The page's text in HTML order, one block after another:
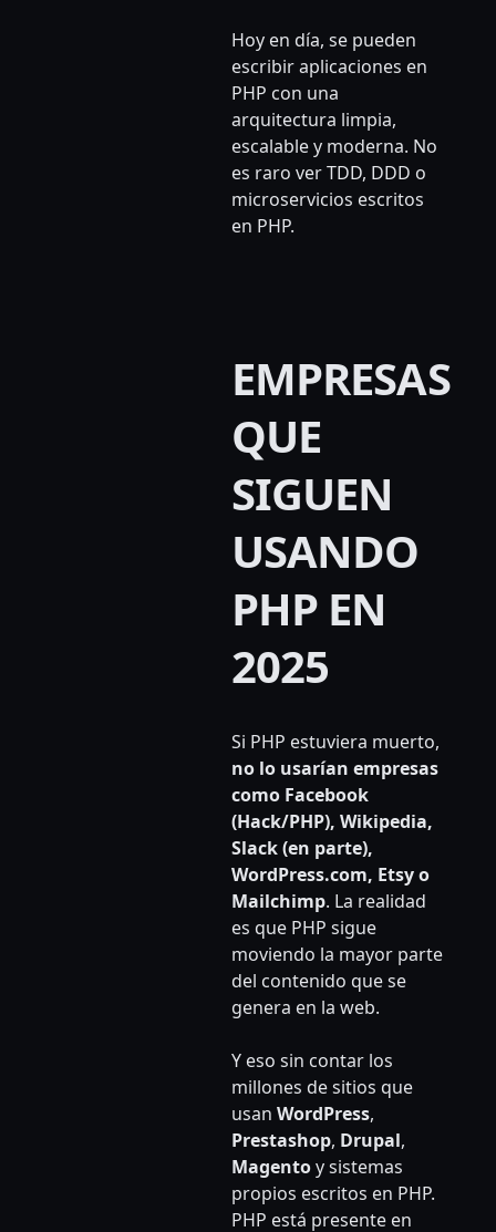
Hoy en día, se pueden
escribir aplicaciones en
PHP con una
arquitectura limpia,
escalable y moderna. No
es raro ver TDD, DDD o
microservicios escritos
en PHP.
EMPRESAS
QUE
SIGUEN
USANDO
PHP EN
2025
Si PHP estuviera muerto,
no lo usarían empresas
como Facebook
(Hack/PHP), Wikipedia,
Slack (en parte),
WordPress.com, Etsy o
Mailchimp. La realidad
es que PHP sigue
moviendo la mayor parte
del contenido que se
genera en la web.
Y eso sin contar los
millones de sitios que
usan WordPress,
Prestashop, Drupal,
Magentoy sistemas
propios escritos en PHP.
PHP está presente en